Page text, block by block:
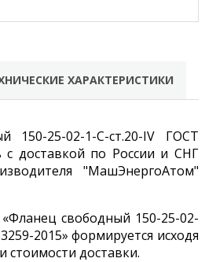
ХАРАКТЕРИСТИКИ
150-25-02-1-С-ст.20-IV ГОСТ
с доставкой по России и СНГ
"МашЭнергоАтом"
свободный 150-25-02-
2015» формируется исходя
стоимости доставки.